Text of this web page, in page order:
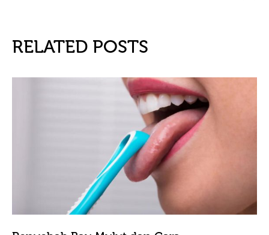
RELATED POSTS